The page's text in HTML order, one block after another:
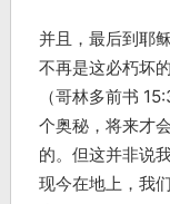
并且，最后到耶
不再是这必朽坏
（哥林多前书
个奥秘，将来才
的。但这并非说
现今在地上，我